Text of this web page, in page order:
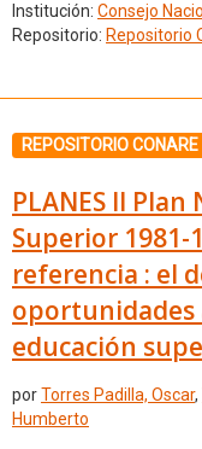
Institución: Consejo
Repositorio: Repositorio
REPOSITORIO CONARE
PLANES II
Superior 1981-
referencia : el
oportunidades
educación
porTorres Padilla, Oscar,
Humberto